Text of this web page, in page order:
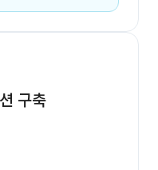
구축